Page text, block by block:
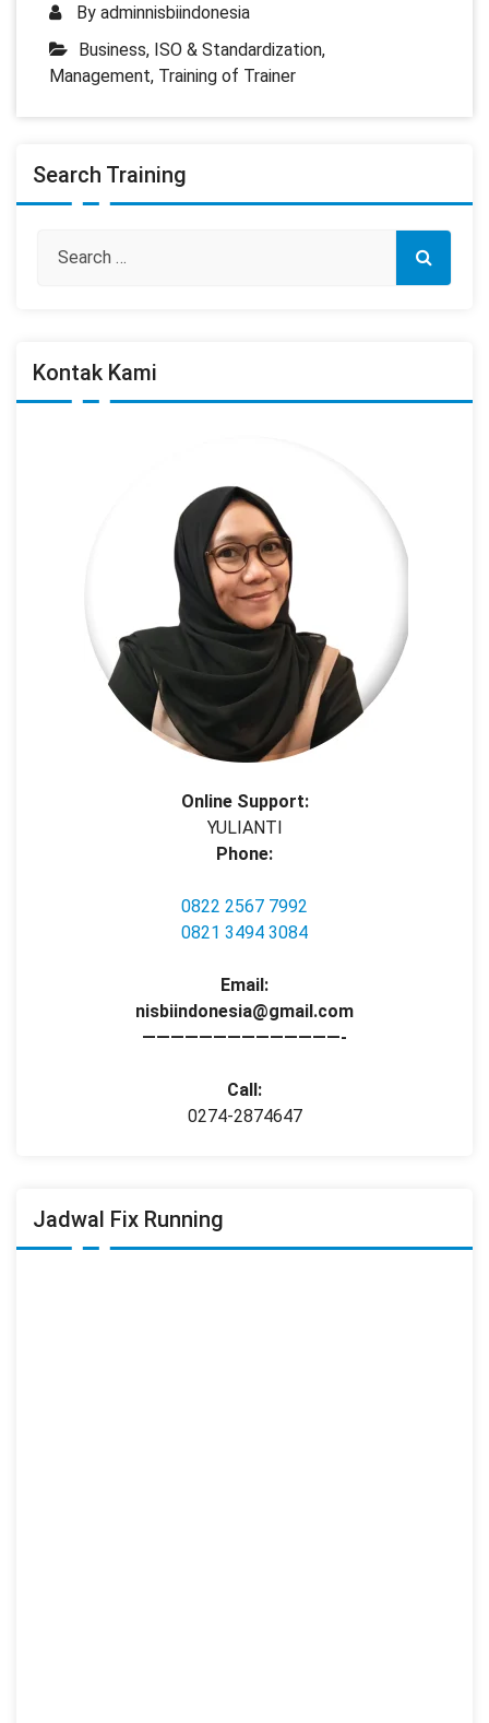
By adminnisbiindonesia
Business, ISO & Standardization,
Management, Training of Trainer
Search Training
Kontak Kami
Online Support:
YULIANTI
Phone:
0822 2567 7992
0821 3494 3084
Email:
nisbiindonesia@gmail.com
——————————————-
Call:
0274-2874647
Jadwal Fix Running